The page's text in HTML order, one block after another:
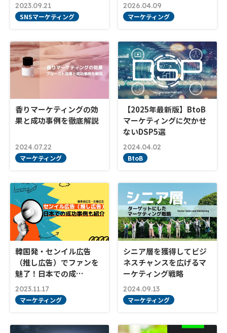
2023.09.21
SNSマーケティング
2026.04.09
マーケティング
香りマーケティングの効
果と成功事例を徹底解説
2024.07.22
マーケティング
【2025年最新版】BtoB
マーケティングに欠かせ
ないDSP5選
2024.04.02
BtoB
韓国発・センイル広告
（推し広告）でファンを
魅了！日本での成…
2023.11.17
マーケティング
シニア層を獲得してビジ
ネスチャンスを広げるマ
ーケティング戦略
2024.09.13
マーケティング